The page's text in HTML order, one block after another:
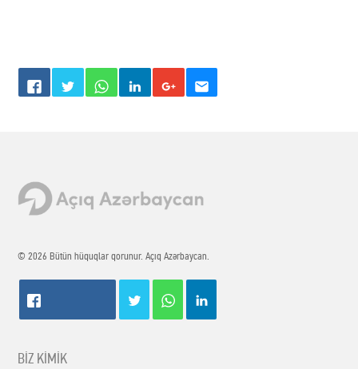
© 2026 Bütün hüquqlar qorunur. Açıq Azərbaycan.
BİZ KİMİK